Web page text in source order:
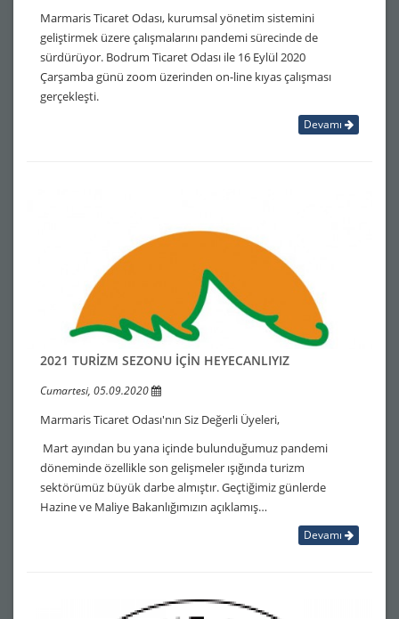
Marmaris Ticaret Odası, kurumsal yönetim sistemini
geliştirmek üzere çalışmalarını pandemi sürecinde de
sürdürüyor. Bodrum Ticaret Odası ile 16 Eylül 2020
Çarşamba günü zoom üzerinden on-line kıyas çalışması
gerçekleşti.
Devamı
2021 TURİZM SEZONU İÇİN HEYECANLIYIZ
Cumartesi, 05.09.2020
Marmaris Ticaret Odası'nın Siz Değerli Üyeleri,
Mart ayından bu yana içinde bulunduğumuz pandemi
döneminde özellikle son gelişmeler ışığında turizm
sektörümüz büyük darbe almıştır. Geçtiğimiz günlerde
Hazine ve Maliye Bakanlığımızın açıklamış…
Devamı